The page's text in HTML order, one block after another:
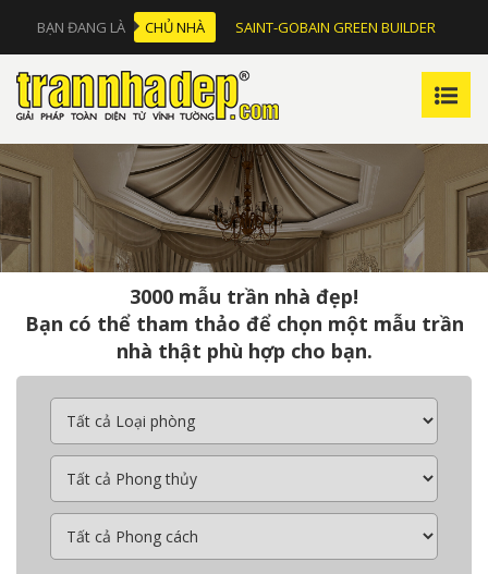
BẠN ĐANG LÀ CHỦ NHÀ SAINT-GOBAIN GREEN BUILDER
3000 mẫu trần nhà đẹp!
Bạn có thể tham thảo để chọn một mẫu trần
nhà thật phù hợp cho bạn.